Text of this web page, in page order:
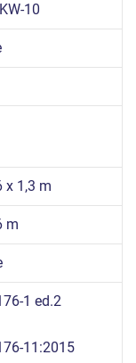
10
x 1,3 m
m
1 ed.2
11:2015